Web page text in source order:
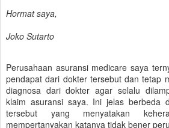
Hormat saya,
Joko Sutarto
Perusahaan asuransi medicare saya
pendapat dari dokter tersebut dan tetap
diagnosa dari dokter agar selalu
klaim asuransi saya. Ini jelas berbeda
tersebut yang menyatakan
mempertanyakan katanya tidak bener